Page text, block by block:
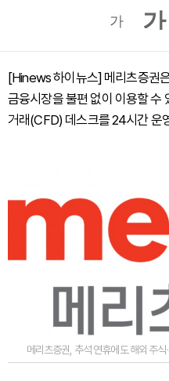
가 가
[Hinews 하이뉴스] 메리츠증권
금융시장을 불편 없이 이용할 수
거래(CFD) 데스크를 24시간 운
메리츠증권, 추석 연휴에도 해외 주